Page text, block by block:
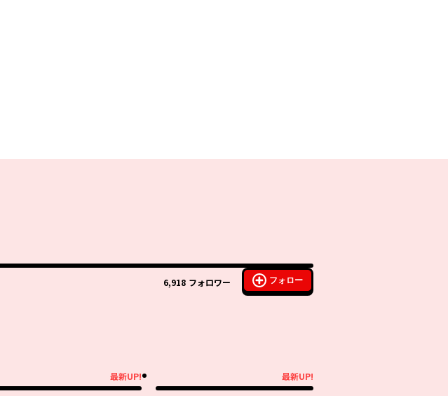
6,918 フォロワー フォロー
最新UP! 最新UP!